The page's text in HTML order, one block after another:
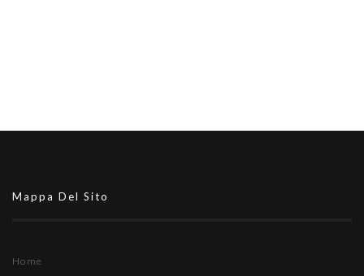
Mappa Del Sito
Home